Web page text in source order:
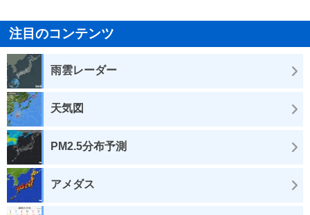
注目のコンテンツ
雨雲レーダー
天気図
PM2.5分布予測
アメダス